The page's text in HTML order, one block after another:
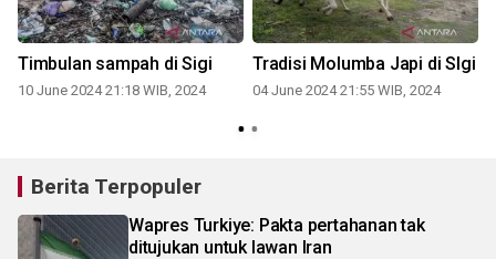
Timbulan sampah di Sigi
10 June 2024 21:18 WIB, 2024
Tradisi Molumba Japi di SIgi
04 June 2024 21:55 WIB, 2024
Berita Terpopuler
Wapres Turkiye: Pakta pertahanan tak
ditujukan untuk lawan Iran